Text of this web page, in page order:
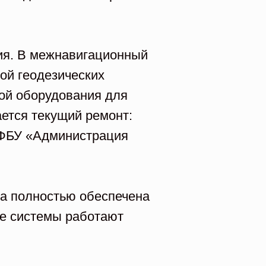
В межнавигационный
геодезических
оборудования для
текущий ремонт:
«Администрация
полностью обеспечена
системы работают